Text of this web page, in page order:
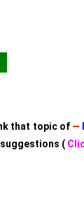
that topic of —
(